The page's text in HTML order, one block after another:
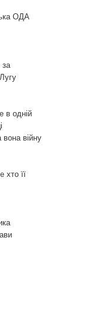
ОДА
за
в одній
війну
хто її